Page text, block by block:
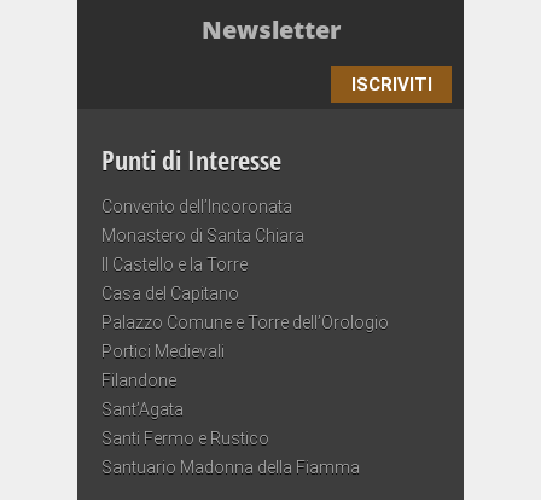
Newsletter
ISCRIVITI
Punti di Interesse
Convento dell’Incoronata
Monastero di Santa Chiara
Il Castello e la Torre
Casa del Capitano
Palazzo Comune e Torre dell’Orologio
Portici Medievali
Filandone
Sant’Agata
Santi Fermo e Rustico
Santuario Madonna della Fiamma